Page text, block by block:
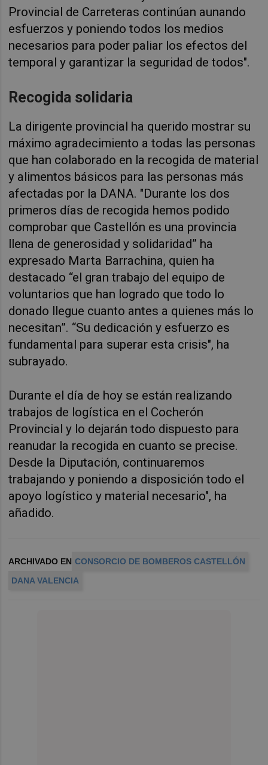
Provincial de Carreteras continúan aunando
esfuerzos y poniendo todos los medios
necesarios para poder paliar los efectos del
temporal y garantizar la seguridad de todos".
Recogida solidaria
La dirigente provincial ha querido mostrar su
máximo agradecimiento a todas las personas
que han colaborado en la recogida de material
y alimentos básicos para las personas más
afectadas por la DANA. "Durante los dos
primeros días de recogida hemos podido
comprobar que Castellón es una provincia
llena de generosidad y solidaridad” ha
expresado Marta Barrachina, quien ha
destacado “el gran trabajo del equipo de
voluntarios que han logrado que todo lo
donado llegue cuanto antes a quienes más lo
necesitan”. “Su dedicación y esfuerzo es
fundamental para superar esta crisis", ha
subrayado.
Durante el día de hoy se están realizando
trabajos de logística en el Cocherón
Provincial y lo dejarán todo dispuesto para
reanudar la recogida en cuanto se precise.
Desde la Diputación, continuaremos
trabajando y poniendo a disposición todo el
apoyo logístico y material necesario", ha
añadido.
ARCHIVADO EN CONSORCIO DE BOMBEROS CASTELLÓN
DANA VALENCIA